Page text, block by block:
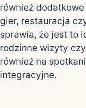
również
gier, restauracja
sprawia, że jest to
rodzinne wizyty
również na
integracyjne.